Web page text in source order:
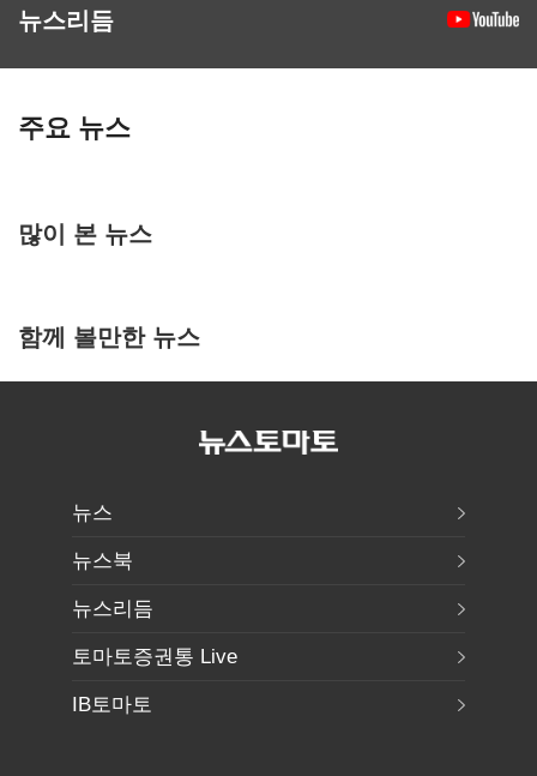
뉴스리듬
주요 뉴스
많이 본 뉴스
함께 볼만한 뉴스
뉴스
뉴스북
뉴스리듬
토마토증권통 Live
IB토마토